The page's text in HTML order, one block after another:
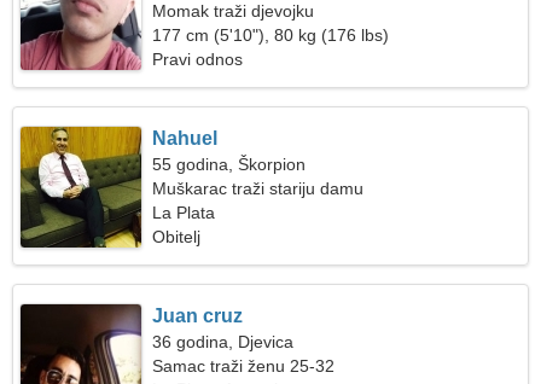
Momak traži djevojku
177 cm (5'10"), 80 kg (176 lbs)
Pravi odnos
Nahuel
55 godina, Škorpion
Muškarac traži stariju damu
La Plata
Obitelj
Juan cruz
36 godina, Djevica
Samac traži ženu 25-32